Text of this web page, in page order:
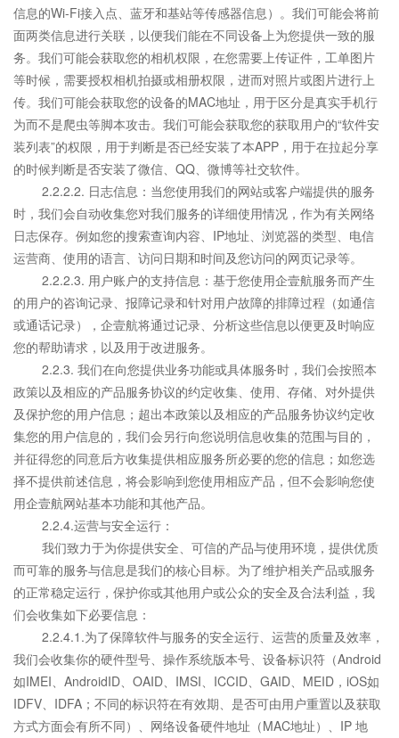
信息的Wi-Fi接入点、蓝牙和基站等传感器信息）。我们可能会将前
面两类信息进行关联，以便我们能在不同设备上为您提供一致的服
务。我们可能会获取您的相机权限，在您需要上传证件，工单图片
等时候，需要授权相机拍摄或相册权限，进而对照片或图片进行上
传。我们可能会获取您的设备的MAC地址，用于区分是真实手机行
为而不是爬虫等脚本攻击。我们可能会获取您的获取用户的“软件安
装列表”的权限，用于判断是否已经安装了本APP，用于在拉起分享
的时候判断是否安装了微信、QQ、微博等社交软件。
2.2.2.2. 日志信息：当您使用我们的网站或客户端提供的服务
时，我们会自动收集您对我们服务的详细使用情况，作为有关网络
日志保存。例如您的搜索查询内容、IP地址、浏览器的类型、电信
运营商、使用的语言、访问日期和时间及您访问的网页记录等。
2.2.2.3. 用户账户的支持信息：基于您使用企壹航服务而产生
的用户的咨询记录、报障记录和针对用户故障的排障过程（如通信
或通话记录），企壹航将通过记录、分析这些信息以便更及时响应
您的帮助请求，以及用于改进服务。
2.2.3. 我们在向您提供业务功能或具体服务时，我们会按照本
政策以及相应的产品服务协议的约定收集、使用、存储、对外提供
及保护您的用户信息；超出本政策以及相应的产品服务协议约定收
集您的用户信息的，我们会另行向您说明信息收集的范围与目的，
并征得您的同意后方收集提供相应服务所必要的您的信息；如您选
择不提供前述信息，将会影响到您使用相应产品，但不会影响您使
用企壹航网站基本功能和其他产品。
2.2.4.运营与安全运行：
我们致力于为你提供安全、可信的产品与使用环境，提供优质
而可靠的服务与信息是我们的核心目标。为了维护相关产品或服务
的正常稳定运行，保护你或其他用户或公众的安全及合法利益，我
们会收集如下必要信息：
2.2.4.1.为了保障软件与服务的安全运行、运营的质量及效率，
我们会收集你的硬件型号、操作系统版本号、设备标识符（Android
如IMEI、AndroidID、OAID、IMSI、ICCID、GAID、MEID，iOS如
IDFV、IDFA；不同的标识符在有效期、是否可由用户重置以及获取
方式方面会有所不同）、网络设备硬件地址（MAC地址）、IP 地